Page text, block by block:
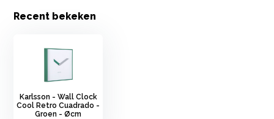
Recent bekeken
Karlsson - Wall Clock
Cool Retro Cuadrado -
Groen - Øcm